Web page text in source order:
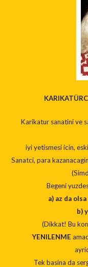
Karikatur sanatini ve
iyi yetismesi icin,
Sanatci, para
Begeni
a) az da
b)
(Dikkat! Bu
YENILENME
Tek basina da